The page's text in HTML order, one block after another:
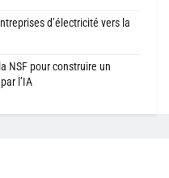
d’électricité vers la
NSF pour construire un
l’IA